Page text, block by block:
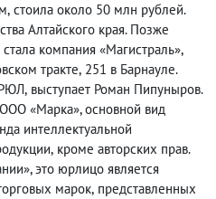
, стоила около 50 млн рублей.
Алтайского края. Позже
компания «Магистраль»,
тракте, 251 в Барнауле.
, выступает Роман Пипуныров.
«Марка», основной вид
интеллектуальной
, кроме авторских прав.
это юрлицо является
марок, представленных